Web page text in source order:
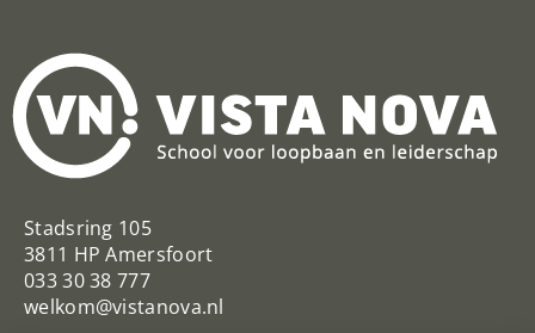
Stadsring 105
3811 HP Amersfoort
033 30 38 777
welkom@vistanova.nl